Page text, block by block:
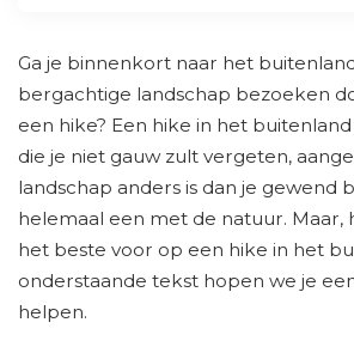
Ga je binnenkort naar het
bergachtige landschap bezoeken
een hike? Een hike in het
die je niet gauw zult vergeten,
landschap anders is dan je gewend
helemaal een met de natuur. Maar,
het beste voor op een hike in het
onderstaande tekst hopen we je
helpen.